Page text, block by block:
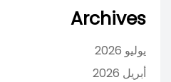
Archives
يوليو 2026
أبريل 2026